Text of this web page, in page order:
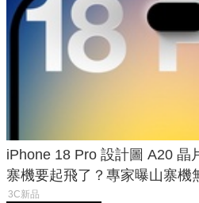
iPhone 18 Pro 設計圖 A20 晶
寨機要起飛了？專家曝山寨機
3C新品